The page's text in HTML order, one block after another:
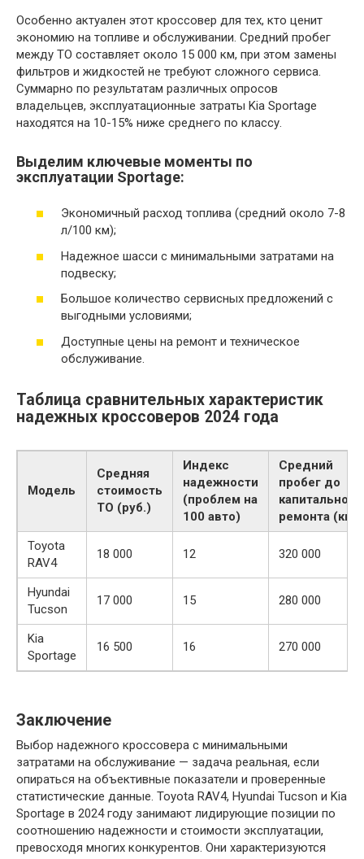
Особенно актуален этот кроссовер для тех, кто ценит
экономию на топливе и обслуживании. Средний пробег
между ТО составляет около 15 000 км, при этом замены
фильтров и жидкостей не требуют сложного сервиса.
Суммарно по результатам различных опросов
владельцев, эксплуатационные затраты Kia Sportage
находятся на 10-15% ниже среднего по классу.
Выделим ключевые моменты по
эксплуатации Sportage:
Экономичный расход топлива (средний около 7-8
л/100 км);
Надежное шасси с минимальными затратами на
подвеску;
Большое количество сервисных предложений с
выгодными условиями;
Доступные цены на ремонт и техническое
обслуживание.
Таблица сравнительных характеристик
надежных кроссоверов 2024 года
Модель
Средняя
стоимость
ТО (руб.)
Индекс
надежности
(проблем на
100 авто)
Средний
пробег до
капитального
ремонта (км)
Toyota
RAV4
18 000 12 320 000
Hyundai
Tucson
17 000 15 280 000
Kia
Sportage
16 500 16 270 000
Заключение
Выбор надежного кроссовера с минимальными
затратами на обслуживание — задача реальная, если
опираться на объективные показатели и проверенные
статистические данные. Toyota RAV4, Hyundai Tucson и Kia
Sportage в 2024 году занимают лидирующие позиции по
соотношению надежности и стоимости эксплуатации,
превосходя многих конкурентов. Они характеризуются